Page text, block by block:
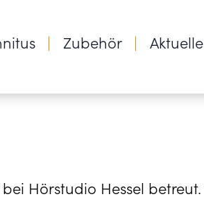
Zubehör
Hörstudio Hessel